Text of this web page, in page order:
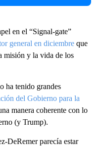
en el “Signal-gate”
general en diciembre que
misión y la vida de los
ha tenido grandes
del Gobierno para la
manera coherente con lo
(y Trump).
DeRemer parecía estar